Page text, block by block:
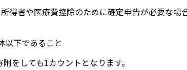
得者や医療費控除のために確定申告が必要な場
以下であること
をしても1カウントとなります。